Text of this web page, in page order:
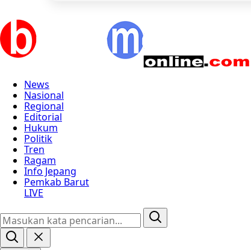
News
Nasional
Regional
Editorial
Hukum
Politik
Tren
Ragam
Info Jepang
Pemkab Barut
LIVE